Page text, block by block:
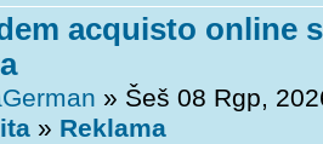
acquisto online
» Šeš 08 Rgp,
» Reklama